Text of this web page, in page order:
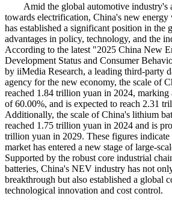
Amid the global automotive industry's
towards electrification, China's new
has established a significant position in the
advantages in policy, technology, and the
According to the latest "2025 China New
Development Status and Consumer
by iiMedia Research, a leading third-party
agency for the new economy, the scale of
reached 1.84 trillion yuan in 2024, marking
of 60.00%, and is expected to reach 2.31
Additionally, the scale of China's lithium
reached 1.75 trillion yuan in 2024 and is
trillion yuan in 2029. These figures
market has entered a new stage of large-
Supported by the robust core industrial
batteries, China's NEV industry has not
breakthrough but also established a global
technological innovation and cost control.